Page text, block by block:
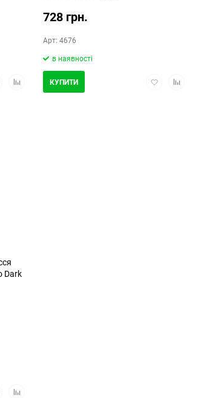
Додати
728 грн.
Арт: 4676
в наявності
ДодатиДодати
КУПИТИ
Dark
Додати